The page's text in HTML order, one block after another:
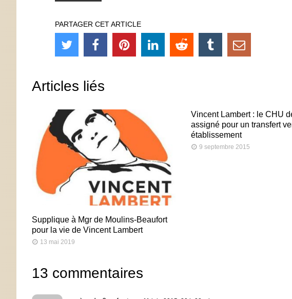
PARTAGER CET ARTICLE
Articles liés
Supplique à Mgr de Moulins-Beaufort
pour la vie de Vincent Lambert
13 mai 2019
Vincent Lambert : le CHU
assigné pour un transfert
établissement
9 septembre 2015
13 commentaires